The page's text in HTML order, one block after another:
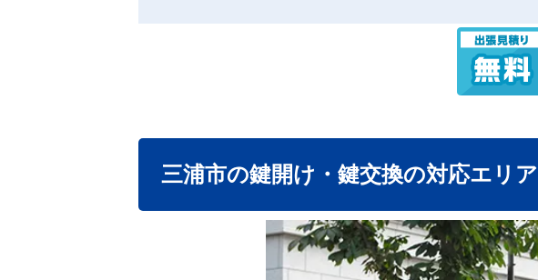
三浦市の鍵開け・鍵交換の対応エリア